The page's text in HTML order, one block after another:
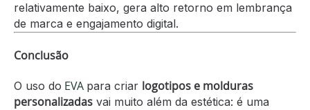
relativamente baixo, gera alto retorno em lembrança
de marca e engajamento digital.
Conclusão
O uso do EVA para criar logotipos e molduras
personalizadas vai muito além da estética: é uma